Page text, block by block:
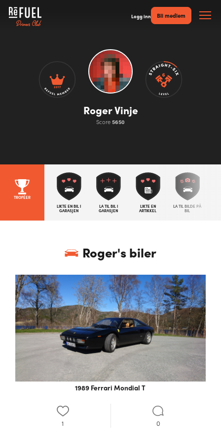
Logg inn Bli medlem
2017
Roger Vinje
Score5650
TROFÉER
LIKTE EN BIL I
GARASJEN
LA TIL BIL I
GARASJEN
LIKTE EN
ARTIKKEL
LA TIL BILDE PÅ
BIL
Roger's biler
1989 Ferrari Mondial T
1 0